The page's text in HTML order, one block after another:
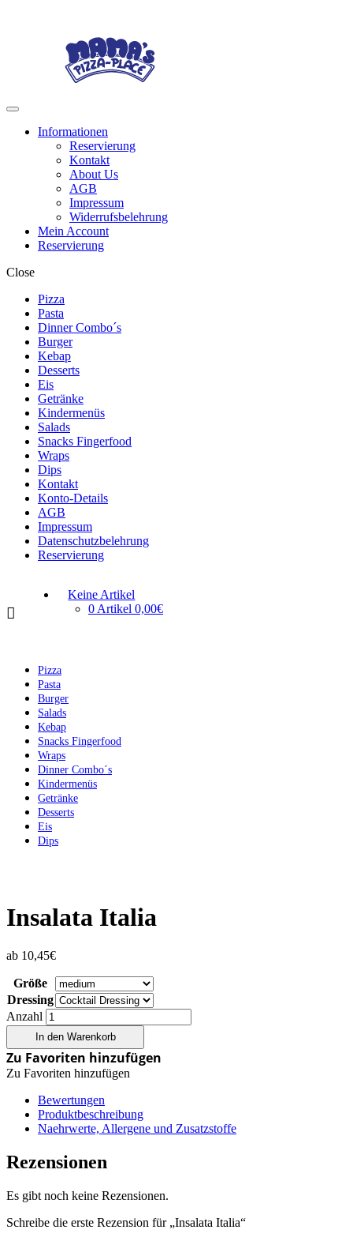
Menu
Informationen
Reservierung
Kontakt
About Us
AGB
Impressum
Widerrufsbelehrung
Mein Account
Reservierung
Close
Pizza
Pasta
Dinner Combo´s
Burger
Kebap
Desserts
Eis
Getränke
Kindermenüs
Salads
Snacks Fingerfood
Wraps
Dips
Kontakt
Konto-Details
AGB
Impressum
Datenschutzbelehrung
Reservierung
Keine Artikel
0 Artikel 0,00€
Pizza
Pasta
Burger
Salads
Kebap
Snacks Fingerfood
Wraps
Dinner Combo´s
Kindermenüs
Getränke
Desserts
Eis
Dips
Insalata Italia
ab 10,45€
Größe
Dressing
Anzahl
In den Warenkorb
Zu Favoriten hinzufügen
Zu Favoriten hinzufügen
Bewertungen
Produktbeschreibung
Naehrwerte, Allergene und Zusatzstoffe
Rezensionen
Es gibt noch keine Rezensionen.
Schreibe die erste Rezension für „Insalata Italia“